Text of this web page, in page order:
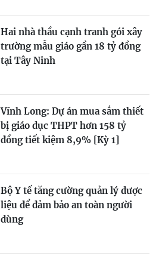
Hai nhà thầu cạnh tranh gói xây
trường mẫu giáo gần 18 tỷ đồng
tại Tây Ninh
Vĩnh Long: Dự án mua sắm thiết
bị giáo dục THPT hơn 158 tỷ
đồng tiết kiệm 8,9% [Kỳ 1]
Bộ Y tế tăng cường quản lý dược
liệu để đảm bảo an toàn người
dùng